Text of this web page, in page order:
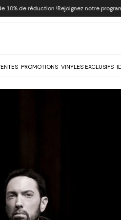
!Rejoignez notre programme de
PROMOTIONS VINYLES EXCLUSIFS